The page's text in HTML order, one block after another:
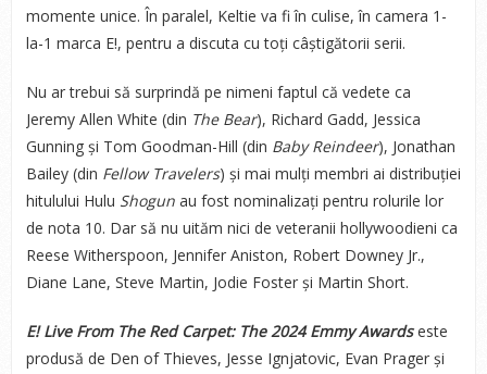
momente unice. În paralel, Keltie va fi în culise, în camera 1-
la-1 marca E!, pentru a discuta cu toți câștigătorii serii.
Nu ar trebui să surprindă pe nimeni faptul că vedete ca
Jeremy Allen White (din The Bear), Richard Gadd, Jessica
Gunning și Tom Goodman-Hill (din Baby Reindeer), Jonathan
Bailey (din Fellow Travelers) și mai mulți membri ai distribuției
hitulului Hulu Shogunau fost nominalizați pentru rolurile lor
de nota 10. Dar să nu uităm nici de veteranii hollywoodieni ca
Reese Witherspoon, Jennifer Aniston, Robert Downey Jr.,
Diane Lane, Steve Martin, Jodie Foster și Martin Short.
E! Live From The Red Carpet: The 2024 Emmy Awardseste
produsă de Den of Thieves, Jesse Ignjatovic, Evan Prager și